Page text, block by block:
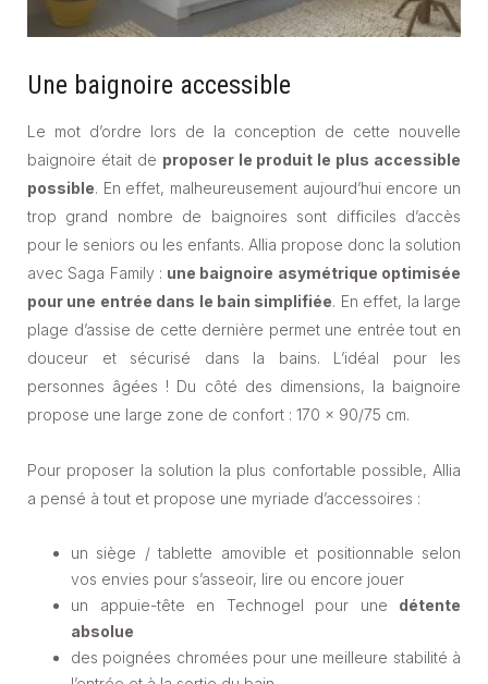
Une baignoire accessible
Le mot d’ordre lors de la conception de cette nouvelle
baignoire était de proposer le produit le plus accessible
possible. En effet, malheureusement aujourd’hui encore un
trop grand nombre de baignoires sont difficiles d’accès
pour le seniors ou les enfants. Allia propose donc la solution
avec Saga Family : une baignoire asymétrique optimisée
pour une entrée dans le bain simplifiée. En effet, la large
plage d’assise de cette dernière permet une entrée tout en
douceur et sécurisé dans la bains. L’idéal pour les
personnes âgées ! Du côté des dimensions, la baignoire
propose une large zone de confort : 170 x 90/75 cm.
Pour proposer la solution la plus confortable possible, Allia
a pensé à tout et propose une myriade d’accessoires :
un siège / tablette amovible et positionnable selon
vos envies pour s’asseoir, lire ou encore jouer
un appuie-tête en Technogel pour une détente
absolue
des poignées chromées pour une meilleure stabilité à